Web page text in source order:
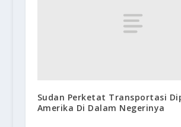
Sudan Perketat Transportasi
Amerika Di Dalam Negerinya